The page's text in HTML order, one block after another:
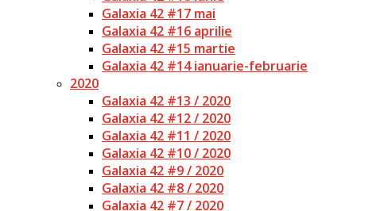
Galaxia 42 #17 mai
Galaxia 42 #16 aprilie
Galaxia 42 #15 martie
Galaxia 42 #14 ianuarie-februarie
2020
Galaxia 42 #13 / 2020
Galaxia 42 #12 / 2020
Galaxia 42 #11 / 2020
Galaxia 42 #10 / 2020
Galaxia 42 #9 / 2020
Galaxia 42 #8 / 2020
Galaxia 42 #7 / 2020